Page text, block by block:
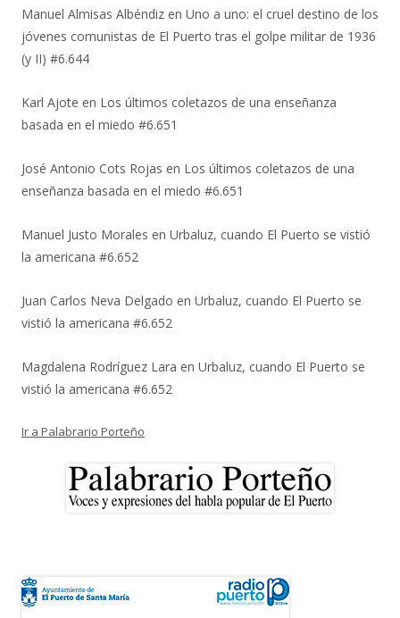
Manuel Almisas Albéndiz en Uno a uno: el cruel destino de los
jóvenes comunistas de El Puerto tras el golpe militar de 1936
(y II) #6.644
Karl Ajote en Los últimos coletazos de una enseñanza
basada en el miedo #6.651
José Antonio Cots Rojas en Los últimos coletazos de una
enseñanza basada en el miedo #6.651
Manuel Justo Morales en Urbaluz, cuando El Puerto se vistió
la americana #6.652
Juan Carlos Neva Delgado en Urbaluz, cuando El Puerto se
vistió la americana #6.652
Magdalena Rodríguez Lara en Urbaluz, cuando El Puerto se
vistió la americana #6.652
Ir a Palabrario Porteño